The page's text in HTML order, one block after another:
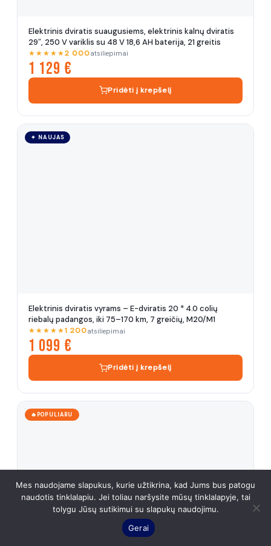
Prisijungęs
Elektrinis dviratis suaugusiems, elektrinis kalnų dviratis
29″, 250 V variklis su 48 V 18,6 AH baterija, 21 greitis
★★★★★2 000atsiliepimai
1 129 €
Pridėti į krepšelį
✦ NAUJAS
Elektrinis dviratis vyrams – E-dviratis 20 * 4.0 colių
riebalų padangos, iki 75–170 km, 7 greičių, M20/M1
★★★★★1 200atsiliepimai
1 099 €
Pridėti į krepšelį
🔥POPULIARU
Mes naudojame slapukus, kurie užtikrina, kad Jums bus patogu
naudotis tinklalapiu. Jei toliau naršysite mūsų tinklalapyje, tai
tolygu Jūsų sutikimui su slapukų naudojimu.
Gerai